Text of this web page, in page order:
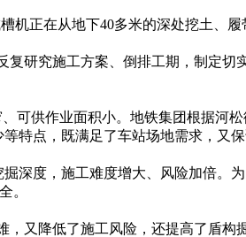
正在从地下40多米的深处挖土、履
研究施工方案、倒排工期，制定切
供作业面积小。地铁集团根据河
特点，既满足了车站场地需求，又
深度，施工难度增大、风险加倍。
。
又降低了施工风险，还提高了盾构